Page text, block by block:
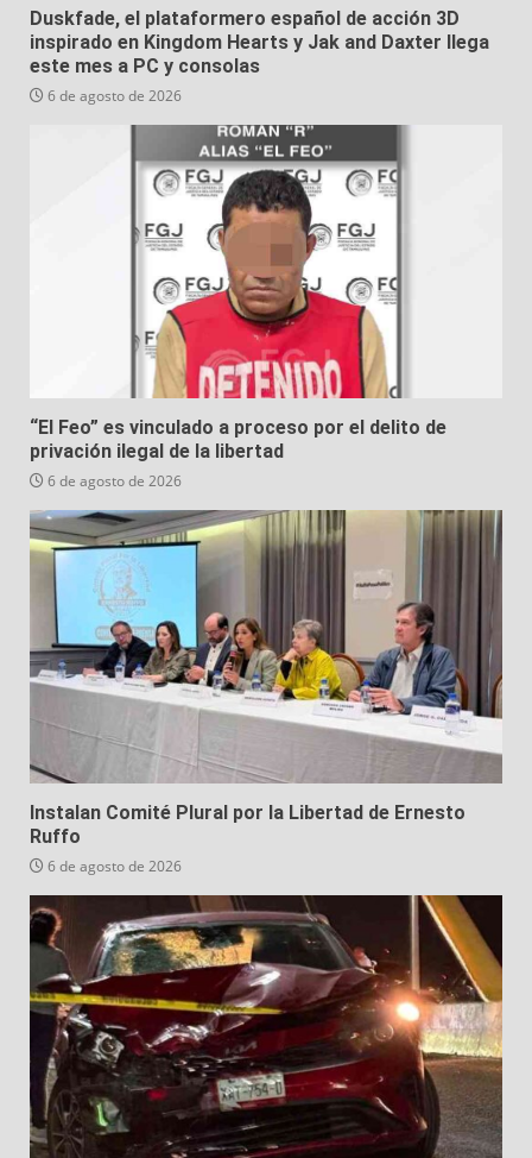
Duskfade, el plataformero español de acción 3D
inspirado en Kingdom Hearts y Jak and Daxter llega
este mes a PC y consolas
6 de agosto de 2026
“El Feo” es vinculado a proceso por el delito de
privación ilegal de la libertad
6 de agosto de 2026
Instalan Comité Plural por la Libertad de Ernesto
Ruffo
6 de agosto de 2026